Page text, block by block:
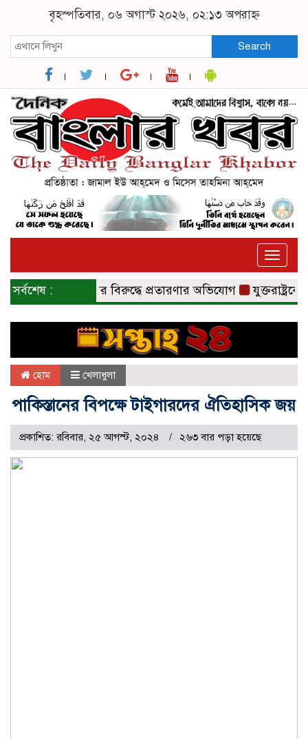
বৃহস্পতিবার, ০৬ অগাস্ট ২০২৬, ০২:১৩ অপরাহ্ন
Search
Toggle
সর্বশেষ :সরকারের বিরুদ্ধে প্রতারণার অভিযোগ যুক্তরাষ্ট্রকে
হোম খেলাধুলা
পাকিস্তানের বিপক্ষে টাইগারদের ঐতিহাসিক জয়
প্রকাশিত: রবিবার, ২৫ আগস্ট, ২০২৪ ২৬৩ বার পড়া হয়েছে